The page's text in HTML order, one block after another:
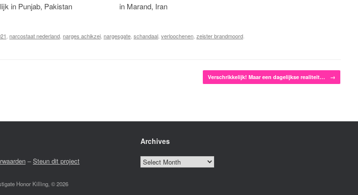
in Punjab, Pakistan
in Marand, Iran
, narcostaat nederland, narges achikzei, nargesgate, schandaal, verloochenen, zeister brandmoord.
Verschrikkelijk! Maar een dagelijkse realiteit… →
–Steun dit project
Archives
Archives
Honor Killing, © 2026